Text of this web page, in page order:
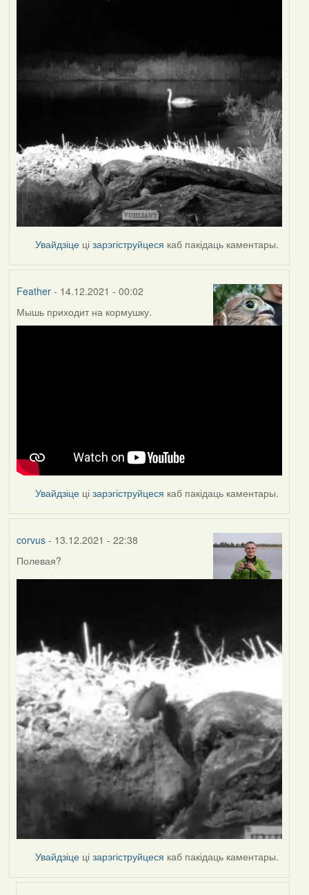
Увайдзіце цізарэгіструйцеся каб пакідаць каментары.
Feather- 14.12.2021 - 00:02
Мышь приходит на кормушку.
Увайдзіце цізарэгіструйцеся каб пакідаць каментары.
corvus- 13.12.2021 - 22:38
Полевая?
Увайдзіце цізарэгіструйцеся каб пакідаць каментары.